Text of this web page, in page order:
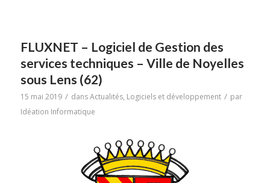
FLUXNET – Logiciel de Gestion des
services techniques – Ville de Noyelles
sous Lens (62)
15 mai 2019 / dansActualités, Logiciels et développement / par
Idéation Informatique